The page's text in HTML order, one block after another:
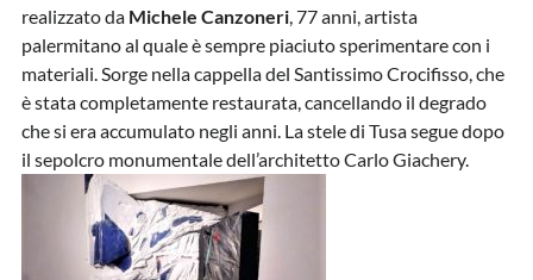
realizzato da Michele Canzoneri, 77 anni, artista
palermitano al quale è sempre piaciuto sperimentare con i
materiali. Sorge nella cappella del Santissimo Crocifisso, che
è stata completamente restaurata, cancellando il degrado
che si era accumulato negli anni. La stele di Tusa segue dopo
il sepolcro monumentale dell’architetto Carlo Giachery.